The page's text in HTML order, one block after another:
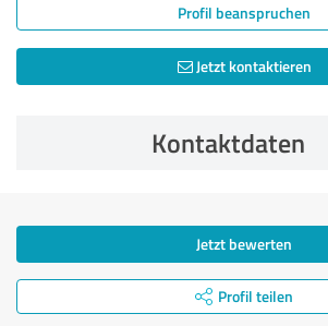
Profil beanspruchen
Jetzt kontaktieren
Kontaktdaten
Jetzt bewerten
Profil teilen